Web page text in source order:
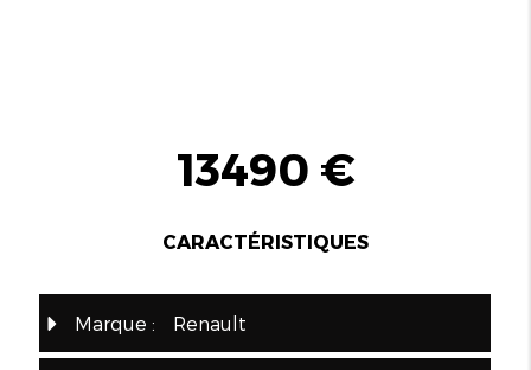
13490 €
CARACTÉRISTIQUES
Marque : Renault